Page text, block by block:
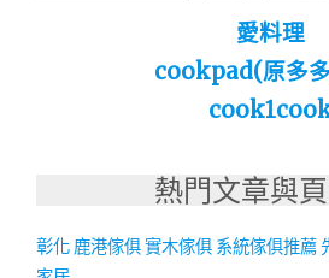
愛料理
cookpad(原多
熱門文章與頁
彰化 鹿港傢俱 實木傢俱 系統傢俱推薦